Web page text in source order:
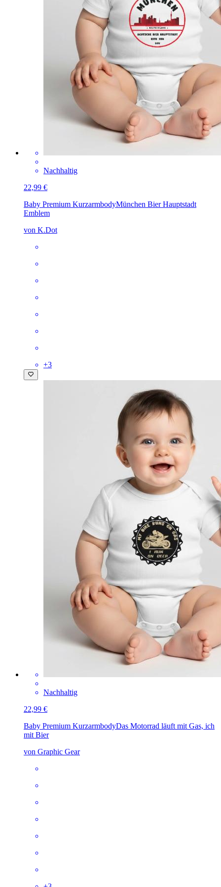
Nachhaltig
22,99 €
Baby Premium KurzarmbodyMünchen Bier Hauptstadt
Emblem
von K.Dot
+3
Nachhaltig
22,99 €
Baby Premium KurzarmbodyDas Motorrad läuft mit Gas, ich
mit Bier
von Graphic Gear